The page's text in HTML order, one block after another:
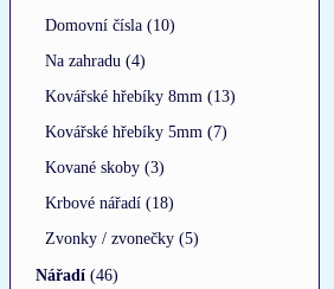
Domovní čísla (10)
Na zahradu (4)
Kovářské hřebíky 8mm (13)
Kovářské hřebíky 5mm (7)
Kované skoby (3)
Krbové nářadí (18)
Zvonky / zvonečky (5)
Nářadí (46)